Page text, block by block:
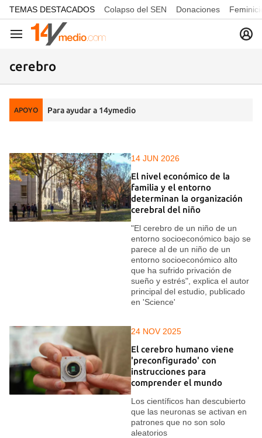
common.go-to-content
TEMAS DESTACADOS Colapso del SEN Donaciones
Navegación
cerebro
APOYO Para ayudar a 14ymedio
14 JUN 2026
El nivel económico de la
familia y el entorno
determinan la organización
cerebral del niño
"El cerebro de un niño de un
entorno socioeconómico bajo se
parece al de un niño de un
entorno socioeconómico alto
que ha sufrido privación de
sueño y estrés", explica el autor
principal del estudio, publicado
en 'Science'
24 NOV 2025
El cerebro humano viene
'preconfigurado' con
instrucciones para
comprender el mundo
Los científicos han descubierto
que las neuronas se activan en
patrones que no son solo
aleatorios